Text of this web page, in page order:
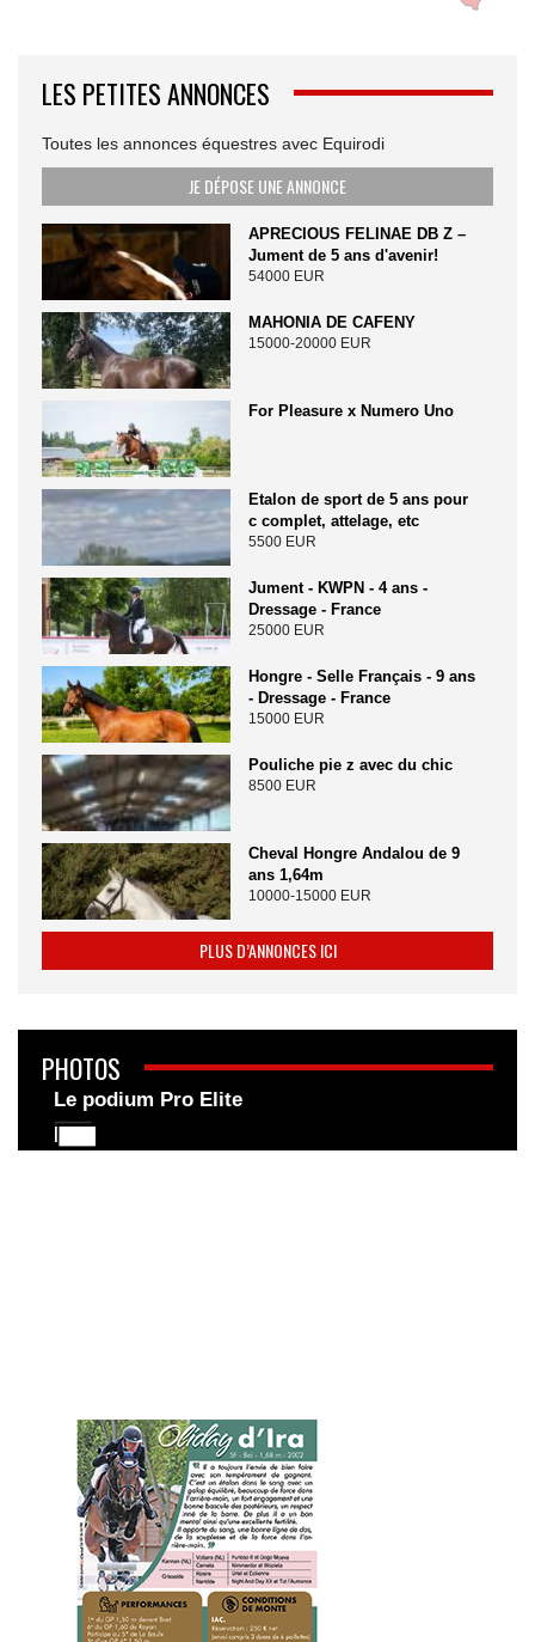
LES PETITES ANNONCES
Toutes les annonces équestres avec Equirodi
JE DÉPOSE UNE ANNONCE
APRECIOUS FELINAE DB Z –
Jument de 5 ans d'avenir!
54000 EUR
MAHONIA DE CAFENY
15000-20000 EUR
For Pleasure x Numero Uno
Etalon de sport de 5 ans pour
c complet, attelage, etc
5500 EUR
Jument - KWPN - 4 ans -
Dressage - France
25000 EUR
Hongre - Selle Français - 9 ans
- Dressage - France
15000 EUR
Pouliche pie z avec du chic
8500 EUR
Cheval Hongre Andalou de 9
ans 1,64m
10000-15000 EUR
PLUS D’ANNONCES ICI
PHOTOS
Le podium Pro Elite